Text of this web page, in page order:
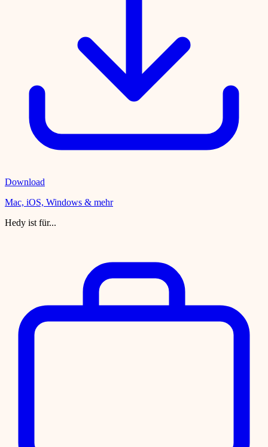
Download
Mac, iOS, Windows & mehr
Hedy ist für...